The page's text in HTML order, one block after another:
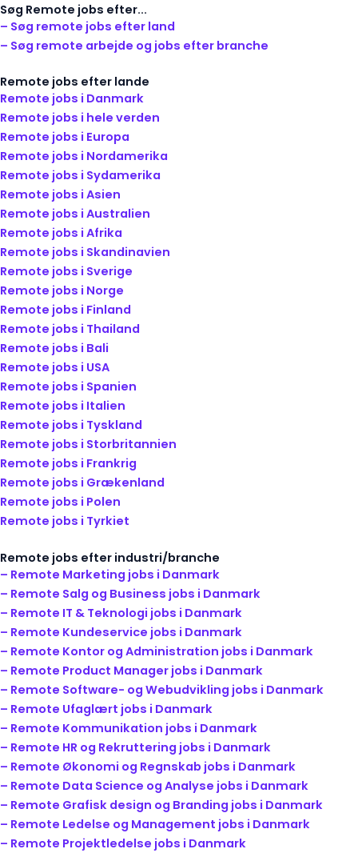
Søg Remote jobs efter...
– Søg remote jobs efter land
– Søg remote arbejde og jobs efter branche
Remote jobs efter lande
Remote jobs i Danmark
Remote jobs i hele verden
Remote jobs i Europa
Remote jobs i Nordamerika
Remote jobs i Sydamerika
Remote jobs i Asien
Remote jobs i Australien
Remote jobs i Afrika
Remote jobs i Skandinavien
Remote jobs i Sverige
Remote jobs i Norge
Remote jobs i Finland
Remote jobs i Thailand
Remote jobs i Bali
Remote jobs i USA
Remote jobs i Spanien
Remote jobs i Italien
Remote jobs i Tyskland
Remote jobs i Storbritannien
Remote jobs i Frankrig
Remote jobs i Grækenland
Remote jobs i Polen
Remote jobs i Tyrkiet
Remote jobs efter industri/branche
– Remote Marketing jobs i Danmark
– Remote Salg og Business jobs i Danmark
– Remote IT & Teknologi jobs i Danmark
– Remote Kundeservice jobs i Danmark
– Remote Kontor og Administration jobs i Danmark
– Remote Product Manager jobs i Danmark
– Remote Software- og Webudvikling jobs i Danmark
– Remote Ufaglært jobs i Danmark
– Remote Kommunikation jobs i Danmark
– Remote HR og Rekruttering jobs i Danmark
– Remote Økonomi og Regnskab jobs i Danmark
– Remote Data Science og Analyse jobs i Danmark
– Remote Grafisk design og Branding jobs i Danmark
– Remote Ledelse og Management jobs i Danmark
– Remote Projektledelse jobs i Danmark